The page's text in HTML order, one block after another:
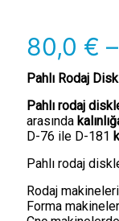
80,0 € –
Pahlı Rodaj
Pahlı rodaj
arasında
D-76 ile D-181
Pahlı rodaj
Rodaj
Forma